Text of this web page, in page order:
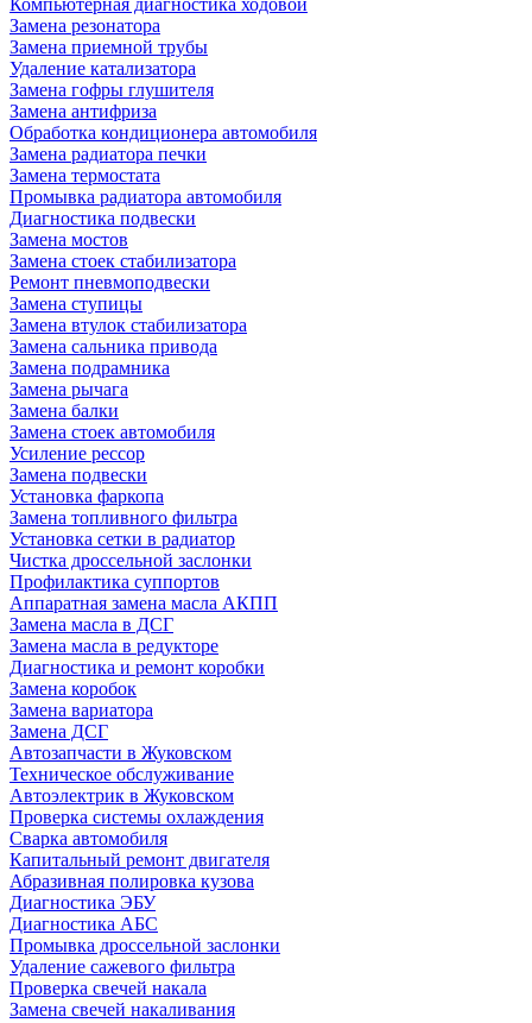
Замена резонатора
Замена приемной трубы
Удаление катализатора
Замена гофры глушителя
Замена антифриза
Обработка кондиционера автомобиля
Замена радиатора печки
Замена термостата
Промывка радиатора автомобиля
Диагностика подвески
Замена мостов
Замена стоек стабилизатора
Ремонт пневмоподвески
Замена ступицы
Замена втулок стабилизатора
Замена сальника привода
Замена подрамника
Замена рычага
Замена балки
Замена стоек автомобиля
Усиление рессор
Замена подвески
Установка фаркопа
Замена топливного фильтра
Установка сетки в радиатор
Чистка дроссельной заслонки
Профилактика суппортов
Аппаратная замена масла АКПП
Замена масла в ДСГ
Замена масла в редукторе
Диагностика и ремонт коробки
Замена коробок
Замена вариатора
Замена ДСГ
Автозапчасти в Жуковском
Техническое обслуживание
Автоэлектрик в Жуковском
Проверка системы охлаждения
Сварка автомобиля
Капитальный ремонт двигателя
Абразивная полировка кузова
Диагностика ЭБУ
Диагностика АБС
Промывка дроссельной заслонки
Удаление сажевого фильтра
Проверка свечей накала
Замена свечей накаливания